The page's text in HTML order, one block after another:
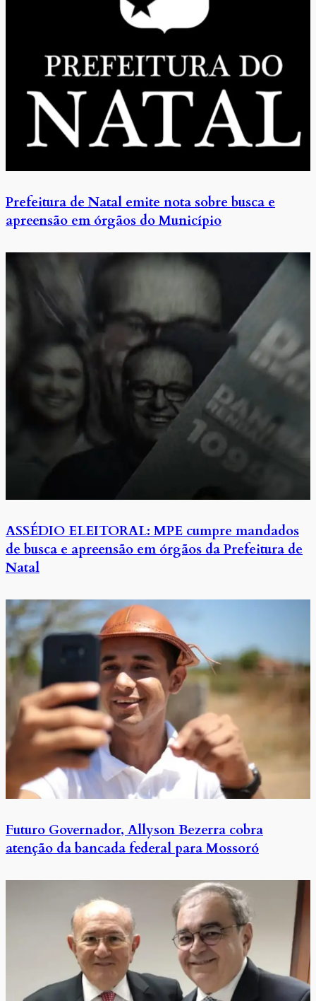
Prefeitura de Natal emite nota sobre busca e
apreensão em órgãos do Município
ASSÉDIO ELEITORAL: MPE cumpre mandados
de busca e apreensão em órgãos da Prefeitura de
Natal
Futuro Governador, Allyson Bezerra cobra
atenção da bancada federal para Mossoró